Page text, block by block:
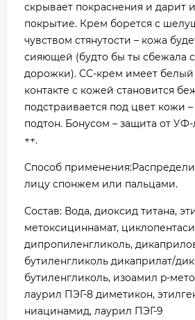
скрывает покраснения и дарит
покрытие. Крем борется с
чувством стянутости – кожа
сияющей (будто бы ты сбежала
дорожки). CC-крем имеет белый
контакте с кожей становится
подстраивается под цвет кожи
подтон. Бонусом – защита от УФ-
++.
Способ
лицу спонжем или пальцами.
Состав: Вода, диоксид титана,
метоксициннамат,
дипропиленгликоль,
бутиленгликоль дикаприлат/
бутиленгликоль, изоамил p-
лаурил ПЭГ-8 диметикон,
ниацинамид, лаурил ПЭГ-9